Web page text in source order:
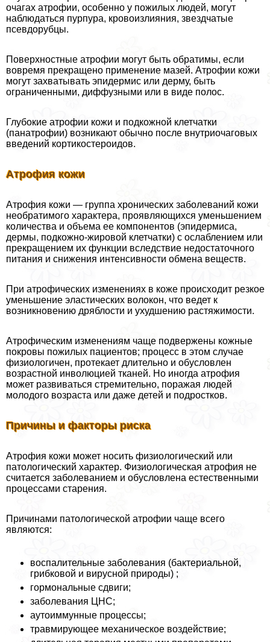
очагах атрофии, особенно у пожилых людей, могут
наблюдаться пурпура, кровоизлияния, звездчатые
псевдорубцы.
Поверхностные атрофии могут быть обратимы, если
вовремя прекращено применение мазей. Атрофии кожи
могут захватывать эпидермис или дерму, быть
ограниченными, диффузными или в виде полос.
Глубокие атрофии кожи и подкожной клетчатки
(панатрофии) возникают обычно после внутриочаговых
введений кортикостероидов.
Атрофия кожи
Атрофия кожи — группа хронических заболеваний кожи
необратимого хаpaктера, проявляющихся уменьшением
количества и объема ее компонентов (эпидермиса,
дермы, подкожно-жировой клетчатки) с ослаблением или
прекращением их функции вследствие недостаточного
питания и снижения интенсивности обмена веществ.
При атрофических изменениях в коже происходит резкое
уменьшение эластических волокон, что ведет к
возникновению дряблости и ухудшению растяжимости.
Атрофическим изменениям чаще подвержены кожные
покровы пожилых пациентов; процесс в этом случае
физиологичен, протекает длительно и обусловлен
возрастной инволюцией тканей. Но иногда атрофия
может развиваться стремительно, поражая людей
молодого возраста или даже детей и подростков.
Причины и факторы риска
Атрофия кожи может носить физиологический или
патологический хаpaктер. Физиологическая атрофия не
считается заболеванием и обусловлена естественными
процессами старения.
Причинами патологической атрофии чаще всего
являются:
воспалительные заболевания (бактериальной,
грибковой и вирусной природы) ;
гормональные сдвиги;
заболевания ЦНС;
аутоиммунные процессы;
травмирующее механическое воздействие;